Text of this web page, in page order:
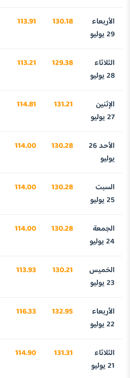
الأربعاء
29 يوليو
130.18
113.91
الثلاثاء
28 يوليو
129.38
113.21
الإثنين
27 يوليو
131.21
114.81
الأحد 26
يوليو
130.28
114.00
السبت
25 يوليو
130.28
114.00
الجمعة
24 يوليو
130.28
114.00
الخميس
23 يوليو
130.21
113.93
الأربعاء
22 يوليو
132.95
116.33
الثلاثاء
21 يوليو
131.31
114.90